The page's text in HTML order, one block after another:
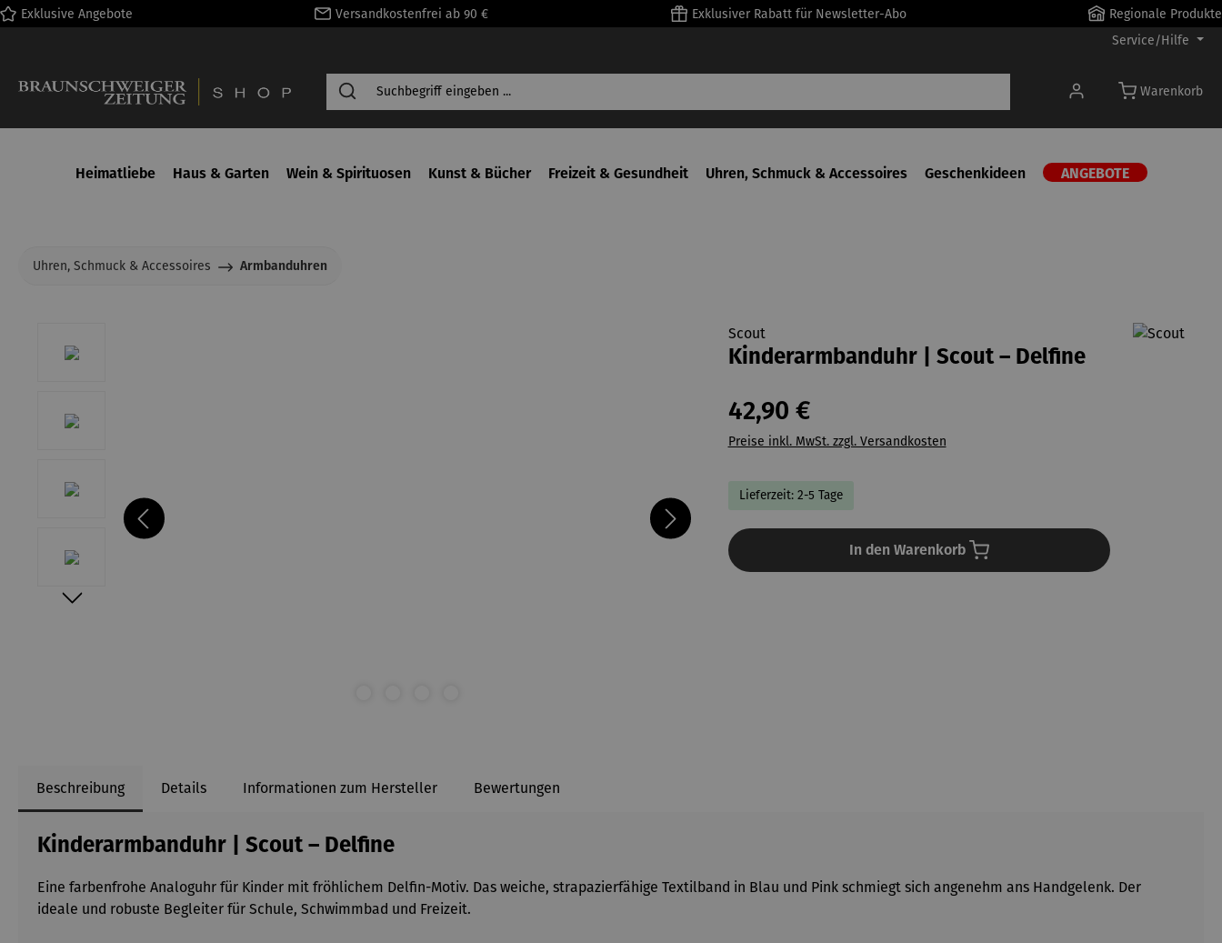
Zur Hauptnavigation springen
Exklusive Angebote Versandkostenfrei ab 90 € Exklusiver Rabatt für Newsletter-Abo
Regionale Produkte
Service/Hilfe
Warenkorb
Heimatliebe Haus & Garten Wein & Spirituosen Kunst & Bücher Freizeit & Gesundheit Uhren, Schmuck & Accessoires Geschenkideen ANGEBOTE
Uhren, Schmuck & Accessoires Armbanduhren
Scout
Kinderarmbanduhr | Scout – Delfine
42,90 €
Preise inkl. MwSt. zzgl. Versandkosten
Lieferzeit: 2-5 Tage
In den Warenkorb
Beschreibung Details Informationen zum Hersteller Bewertungen
Kinderarmbanduhr | Scout – Delfine
Eine farbenfrohe Analoguhr für Kinder mit fröhlichem Delfin-Motiv. Das weiche, strapazierfähige Textilband in Blau und Pink schmiegt sich angenehm ans Handgelenk. Der
ideale und robuste Begleiter für Schule, Schwimmbad und Freizeit.